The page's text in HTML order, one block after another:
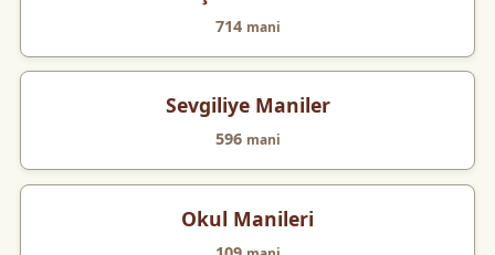
714 mani
Sevgiliye Maniler
596 mani
Okul Manileri